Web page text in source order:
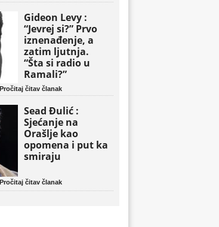
Gideon Levy :
“Jevrej si?” Prvo
iznenađenje, a
zatim ljutnja.
“Šta si radio u
Ramali?”
Pročitaj čitav članak
Sead Đulić :
Sjećanje na
Orašlje kao
opomena i put ka
smiraju
Pročitaj čitav članak